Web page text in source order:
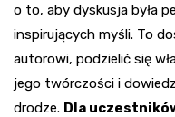
o to, aby dyskusja była
inspirujących myśli. To
autorowi, podzielić się
jego twórczości i
drodze. Dla